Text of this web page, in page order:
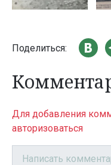
Поделиться:
Для добавления
авторизоваться